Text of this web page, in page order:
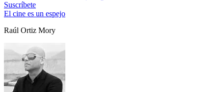
Suscríbete
El cine es un espejo
Raúl Ortiz Mory